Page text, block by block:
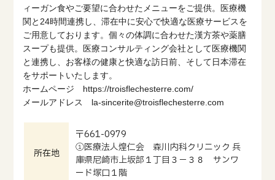
ィーガン食やご要望に合わせたメニューをご提供。医療機
関と24時間連携し、滞在中に安心で快適な医療サービスを
ご用意しております。個々の体調に合わせた漢方茶や薬膳
スープも提供。医療コンサルティング会社として医療機関
と連携し、お客様の健康と快適な訪日前、そして日本滞在
をサポートいたします。
ホームページ https://troisflechesterre.com/
メールアドレス la-sincerite@troisflechesterre.com
所在地
〒661-0979
①医療法人煌仁会 森川内科クリニック 兵
庫県尼崎市上坂部１丁目３－３８ サンワ
ード塚口１階